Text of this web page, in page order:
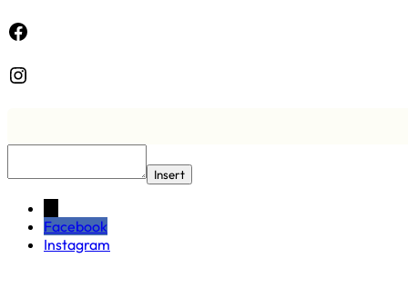
Facebook
Instagram
Insert
Facebook
Instagram